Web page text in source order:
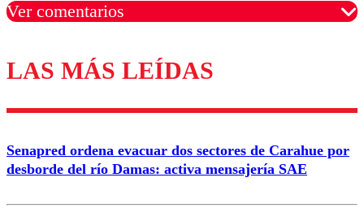
Ver comentarios
Los comentarios son moderados para garantizar un
diálogo respetuoso.
Correo
LAS MÁS LEÍDAS
Senapred ordena evacuar dos sectores de Carahue por
desborde del río Damas: activa mensajería SAE